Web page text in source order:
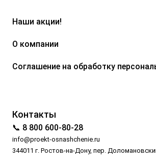
Наши акции!
О компании
Соглашение на обработку
Контакты
📞 8 800 600-80-28
info@proekt-osnashchenie.ru
344011 г. Ростов-на-Дону, пер.